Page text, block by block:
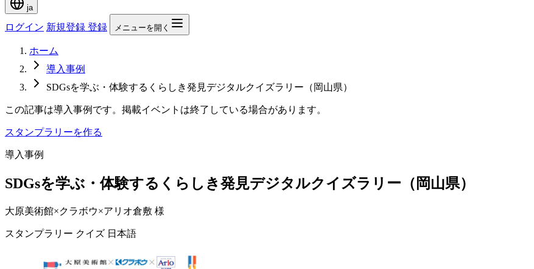
ja
ログイン 新規登録 登録 メニューを開く
ホーム
導入事例
SDGsを学ぶ・体験するくらしき発見デジタルクイズラリー（岡山県）
この記事は導入事例です。掲載イベントは終了している場合があります。
スタンプラリーを作る
導入事例
SDGsを学ぶ・体験するくらしき発見デジタルクイズラリー（岡山県）
大原美術館×クラボウ×アリオ倉敷 様
スタンプラリー クイズ 日本語